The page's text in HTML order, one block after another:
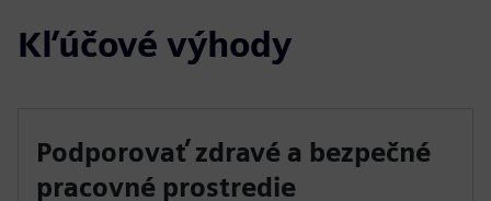
Kľúčové výhody
Podporovať zdravé a bezpečné
pracovné prostredie